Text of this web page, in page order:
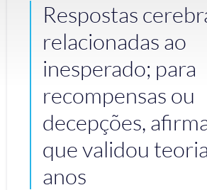
Respostas
relacionadas ao
inesperado; para
recompensas ou
decepções,
que validou
anos